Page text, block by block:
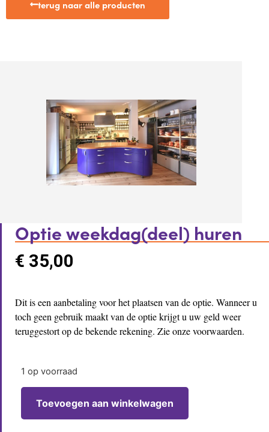
terug naar alle producten
Optie weekdag(deel) huren
€ 35,00
Dit is een aanbetaling voor het plaatsen van de optie. Wanneer u
toch geen gebruik maakt van de optie krijgt u uw geld weer
teruggestort op de bekende rekening. Zie onze voorwaarden.
1 op voorraad
Toevoegen aan winkelwagen